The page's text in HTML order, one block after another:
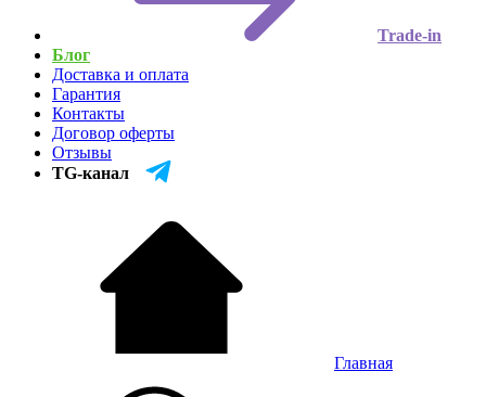
Trade-in
Блог
Доставка и оплата
Гарантия
Контакты
Договор оферты
Отзывы
TG-канал
Главная